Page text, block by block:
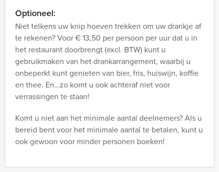
Optioneel:
Niet telkens uw knip hoeven trekken om uw drankje af
te rekenen? Voor € 13,50 per persoon per uur dat u in
het restaurant doorbrengt (excl. BTW) kunt u
gebruikmaken van het drankarrangement, waarbij u
onbeperkt kunt genieten van bier, fris, huiswijn, koffie
en thee. En…zo komt u ook achteraf niet voor
verrassingen te staan!
Komt u niet aan het minimale aantal deelnemers? Als u
bereid bent voor het minimale aantal te betalen, kunt u
ook gewoon voor minder personen boeken!